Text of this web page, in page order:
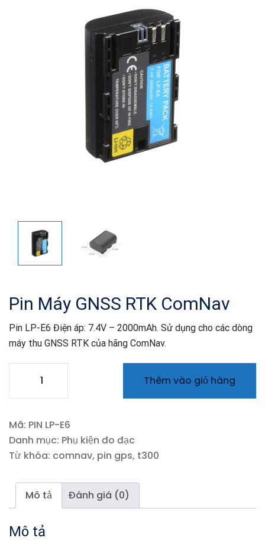
Pin Máy GNSS RTK ComNav
Pin LP-E6 Điện áp: 7.4V – 2000mAh. Sử dụng cho các dòng
máy thu GNSS RTK của hãng ComNav.
GNSS
ComNav
số
lượng
Thêm vào giỏ hàng
Mã: PIN LP-E6
Danh mục: Phụ kiện đo đạc
Từ khóa: comnav, pin gps, t300
Mô tả Đánh giá (0)
Mô tả